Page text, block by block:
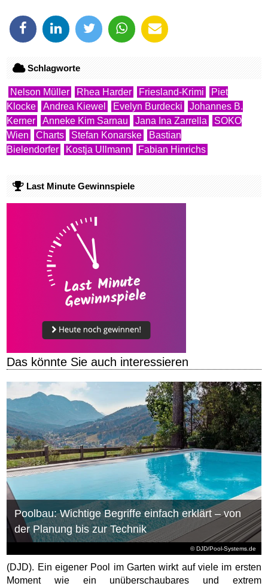
Schlagworte
Nelson Müller Rhea Harder Friesland-Krimi
Piet
Klocke
Andrea Kiewel Evelyn Burdecki
Johannes B.
Kerner
Anneke Kim Sarnau Jana Ina Zarrella
SOKO
Wien
Charts Stefan Konarske
Bastian
Bielendorfer
Kostja Ullmann Fabian Hinrichs
Last Minute Gewinnspiele
Das könnte Sie auch interessieren
© DJD/Pool-Systems.de
Poolbau: Wichtige Begriffe einfach erklärt – von
der Planung bis zur Technik
(DJD). Ein eigener Pool im Garten wirkt auf viele im ersten
Moment wie ein unüberschaubares und extrem